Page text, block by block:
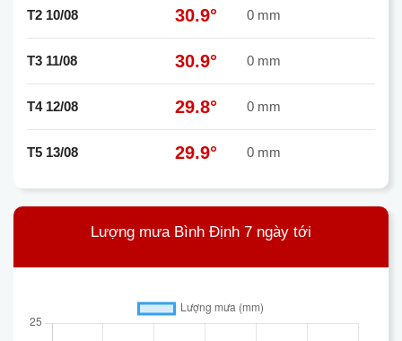
T2 10/08 30.9° 0 mm
T3 11/08 30.9° 0 mm
T4 12/08 29.8° 0 mm
T5 13/08 29.9° 0 mm
Lượng mưa Bình Định 7 ngày tới